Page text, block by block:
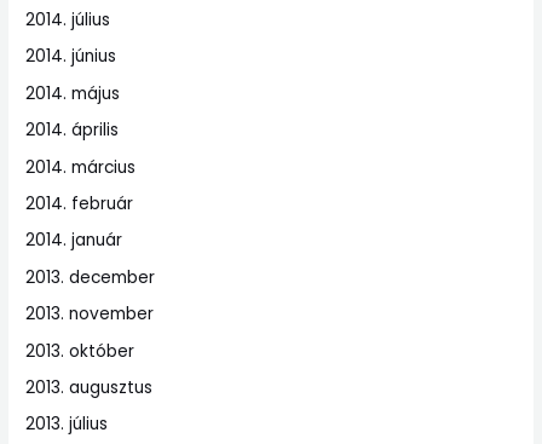
2014. július
2014. június
2014. május
2014. április
2014. március
2014. február
2014. január
2013. december
2013. november
2013. október
2013. augusztus
2013. július